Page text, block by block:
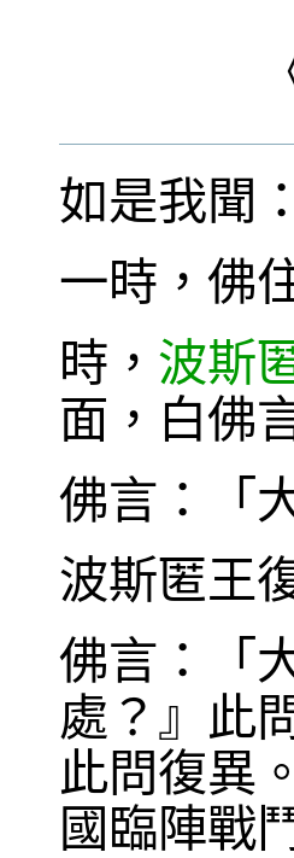
如是我聞：
一時，佛
時， 波斯
面，白佛
佛言：「
波斯匿王
佛言：「
處？』此
此問復異
國臨陣戰